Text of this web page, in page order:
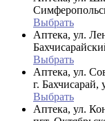
Выбрать
Аптека, ул.
Выбрать
Аптека, ул.
г. Бахчисарай,
Выбрать
Аптека, ул.